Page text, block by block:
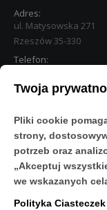
Adres:
ul. Matysowska 271
Rzeszów 35-330
Telefon:
STREFA KLIENTA
Moje konto
O Nas
Polityka prywatności
Regulamin
FAQ
Twoja
Pliki cookie
strony,
potrzeb oraz
„Akceptuj
we wskazanych
Polityka Ciasteczek